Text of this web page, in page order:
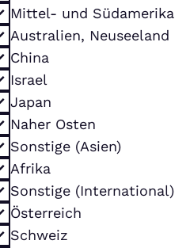
Mittel- und Südamerika
Australien, Neuseeland
China
Israel
Japan
Naher Osten
Sonstige (Asien)
Afrika
Sonstige (International)
Österreich
Schweiz